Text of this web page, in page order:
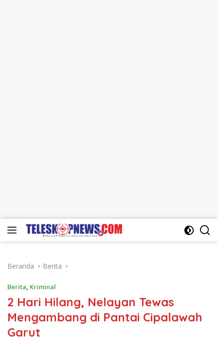
Langsung
Beranda Berita
Berita, Kriminal
2 Hari Hilang, Nelayan Tewas
Mengambang di Pantai Cipalawah
Garut